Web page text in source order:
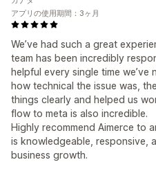
We’ve had such a great
team has been incredibly
helpful every single time
how technical the issue was,
things clearly and helped us
flow to meta is also incredible.
Highly recommend Aimerce to
is knowledgeable, responsive,
business growth.
アプリの使用期間：3ヶ月